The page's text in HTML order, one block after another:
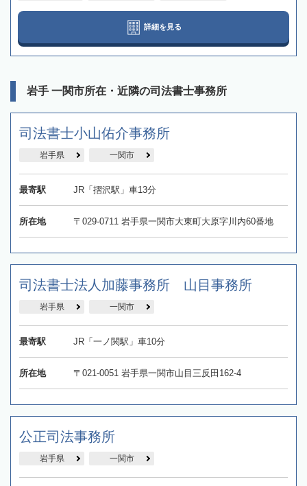
詳細を見る
岩手 一関市所在・近隣の司法書士事務所
司法書士小山佑介事務所
岩手県 一関市
最寄駅 JR「摺沢駅」車13分
所在地 〒029-0711 岩手県一関市大東町大原字川内60番地
司法書士法人加藤事務所 山目事務所
岩手県 一関市
最寄駅 JR「一ノ関駅」車10分
所在地 〒021-0051 岩手県一関市山目三反田162-4
公正司法事務所
岩手県 一関市